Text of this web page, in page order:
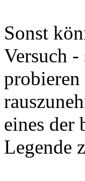
Sonst
Versuch
probieren
eines der
Legende